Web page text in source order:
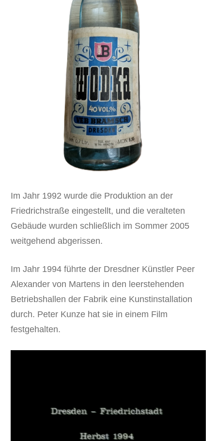
Im Jahr 1992 wurde die Produktion an der
Friedrichstraße eingestellt, und die veralteten
Gebäude wurden schließlich im Sommer 2005
weitgehend abgerissen.
Im Jahr 1994 führte der Dresdner Künstler Peer
Alexander von Martens in den leerstehenden
Betriebshallen der Fabrik eine Kunstinstallation
durch. Peter Kunze hat sie in einem Film
festgehalten.